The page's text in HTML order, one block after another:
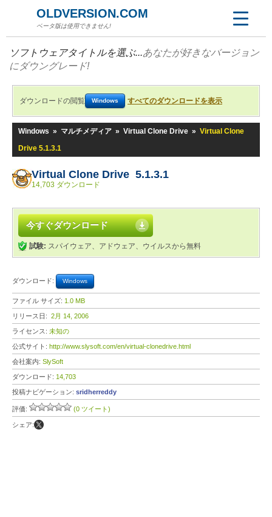
OLDVERSION.COM
ベータ版は使用できません!
ソフトウェアタイトルを選ぶ...あなたが好きなバージョン
にダウングレード!
ダウンロードの閲覧 Windows すべてのダウンロードを表示
Windows » マルチメディア » Virtual Clone Drive » Virtual Clone
Drive 5.1.3.1
Virtual Clone Drive 5.1.3.1
14,703 ダウンロード
今すぐダウンロード
試験: スパイウェア、アドウェア、ウイルスから無料
ダウンロード: Windows
ファイル サイズ: 1.0 MB
リリース日: 2月 14, 2006
ライセンス: 未知の
公式サイト: http://www.slysoft.com/en/virtual-clonedrive.html
会社案内: SlySoft
ダウンロード: 14,703
投稿ナビゲーション: sridherreddy
評価: (0 ツイート)
シェア: